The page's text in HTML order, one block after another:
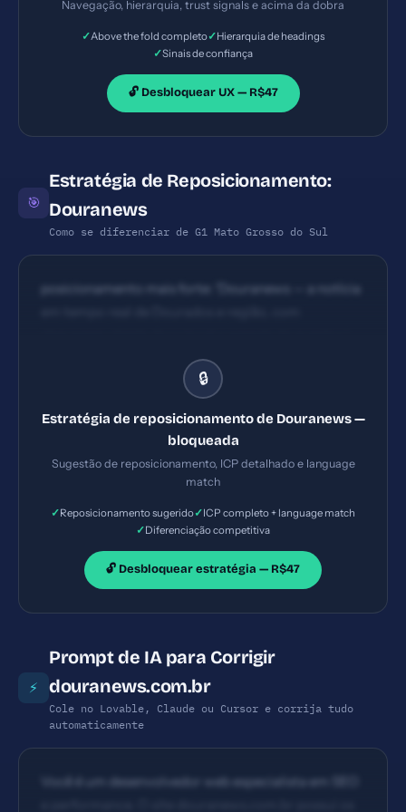
consistentes (H1/H2) e separação entre hero,
destaques e listagem.
Navegação, hierarquia, trust signals e acima da dobra
✓Above the fold completo✓Hierarquia de headings
✓Sinais de confiança
🔓 Desbloquear UX — R$47
🎯
Estratégia de Reposicionamento:
Douranews
Como se diferenciar de G1 Mato Grosso do Sul
posicionamento mais forte: 'Douranews — a notícia
🔒
Estratégia de reposicionamento de Douranews —
bloqueada
Sugestão de reposicionamento, ICP detalhado e language
match
✓Reposicionamento sugerido✓ICP completo + language match
✓Diferenciação competitiva
🔓 Desbloquear estratégia — R$47
⚡
Prompt de IA para Corrigir
douranews.com.br
Cole no Lovable, Claude ou Cursor e corrija tudo
automaticamente
Você é um desenvolvedor web especialista em SEO